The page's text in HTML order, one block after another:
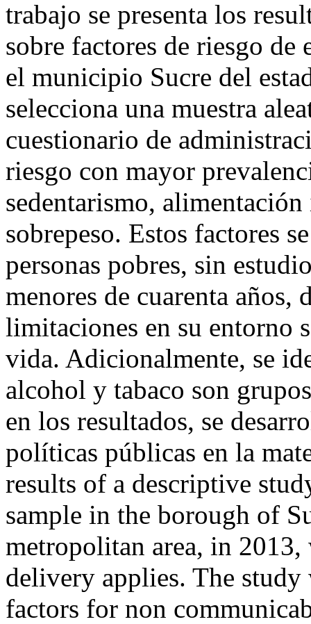
trabajo se presenta los
sobre factores de riesgo de
el municipio Sucre del
selecciona una muestra
cuestionario de
riesgo con mayor
sedentarismo,
sobrepeso. Estos factores
personas pobres, sin
menores de cuarenta
limitaciones en su entorno
vida. Adicionalmente, se
alcohol y tabaco son
en los resultados, se
políticas públicas en la
results of a descriptive
sample in the borough of
metropolitan area, in 2013,
delivery applies. The
factors for non